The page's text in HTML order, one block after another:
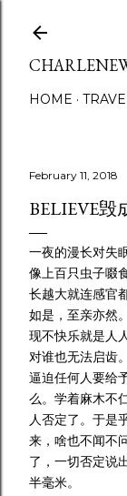
HOME
February 11, 2018
BELIEVE毁
一夜的漫长对失
像上百只虫子啜
长越大就连感官
如是，至亲亦然
现不快乐就是人
对谁也无法启齿
逼迫任何人要给
么。学着麻木不
人否定了。于是
来，啥也不闻不
了，一切否定说
半毫米。